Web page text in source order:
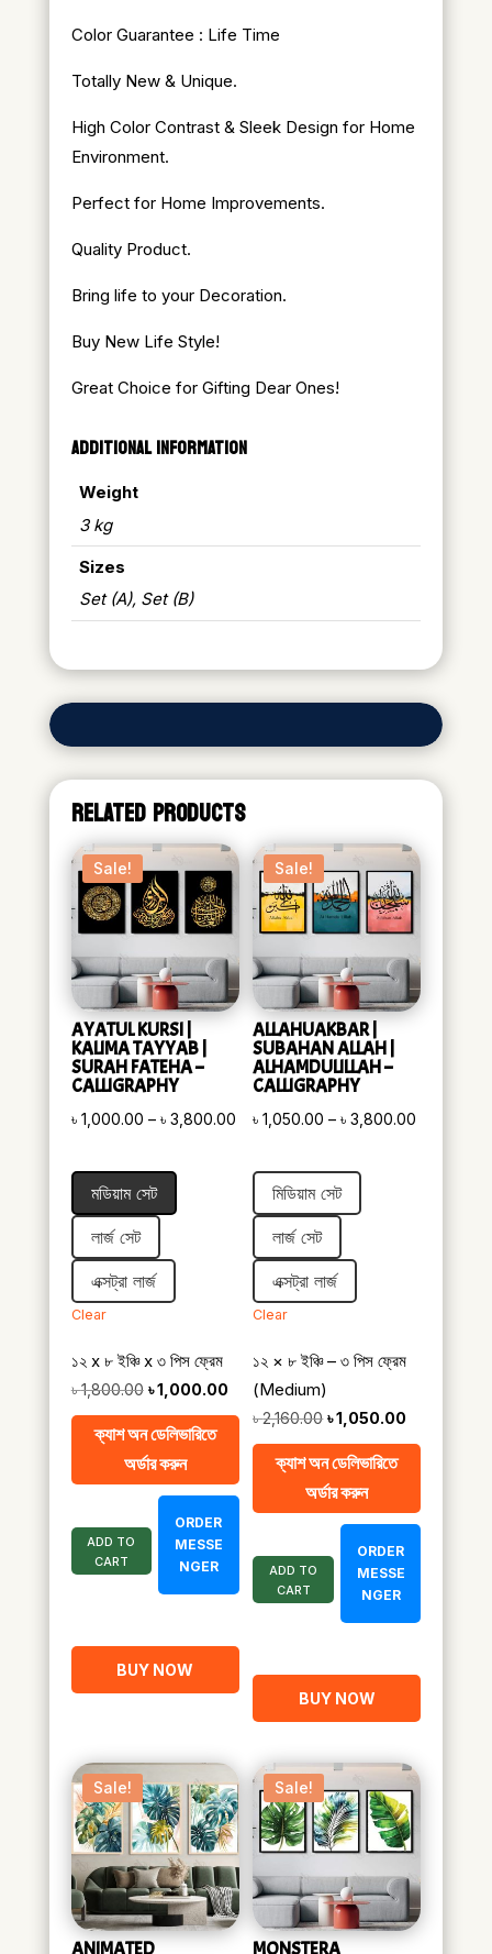
Color Guarantee : Life Time
Totally New & Unique.
High Color Contrast & Sleek Design for Home
Environment.
Perfect for Home Improvements.
Quality Product.
Bring life to your Decoration.
Buy New Life Style!
Great Choice for Gifting Dear Ones!
ADDITIONAL INFORMATION
Weight
3 kg
Sizes
Set (A), Set (B)
RELATED PRODUCTS
Sale!
AYATUL KURSI |
KALIMA TAYYAB |
SURAH FATEHA –
CALLIGRAPHY
৳ 1,000.00 – ৳ 3,800.00Price
৳ 1,000.00
through
৳ 3,800.00
মডিয়াম সেট
লার্জ সেট
এক্সট্রা লার্জ
Clear
১২ x ৮ ইঞ্চি x ৩ পিস ফ্রেম
৳1,800.00 Original
price
was:
৳ 1,800.00.
৳1,000.00Current
price
৳ 1,000.00.
ক্যাশ অন ডেলিভারিতে
অর্ডার করুন
ADD TO
CART
ORDER
MESSE
NGER
BUY NOW
Sale!
ALLAHUAKBAR |
SUBAHAN ALLAH |
ALHAMDULILLAH –
CALLIGRAPHY
৳1,050.00 – ৳3,800.00
মিডিয়াম সেট
লার্জ সেট
এক্সট্রা লার্জ
Clear
১২ × ৮ ইঞ্চি – ৩ পিস ফ্রেম
(Medium)
৳2,160.00 Original
price
was:
৳ 2,160.00.
৳1,050.00
price
ক্যাশ অন ডেলিভারিতে
অর্ডার করুন
ADD TO
CART
ORDER
MESSE
NGER
BUY NOW
Sale!
ANIMATED
Sale!
MONSTERA